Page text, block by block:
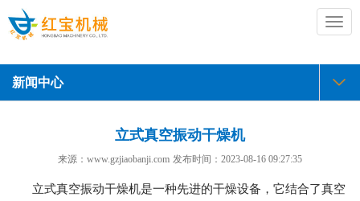
切
换
航
新闻中心
立式真空振动干燥机
来源：www.gzjiaobanji.com 发布时间： 2023-08-16 09:27:35
立式真空振动干燥机是一种先进的干燥设备，它结合了真空